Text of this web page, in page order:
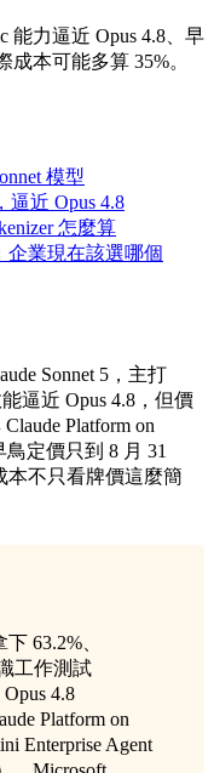
能力逼近 Opus 4.8、早
成本可能多算 35%。
模型
逼近 Opus 4.8
怎麼算
企業現在該選哪個
Sonnet 5，主打
逼近 Opus 4.8，但價
Platform on
鳥定價只到 8 月 31
本不只看牌價這麼簡
63.2%、
工作測試
4.8
Platform on
Enterprise Agent